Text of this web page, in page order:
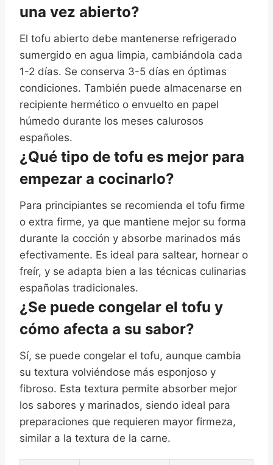
una vez abierto?
El tofu abierto debe mantenerse refrigerado
sumergido en agua limpia, cambiándola cada
1-2 días. Se conserva 3-5 días en óptimas
condiciones. También puede almacenarse en
recipiente hermético o envuelto en papel
húmedo durante los meses calurosos
españoles.
¿Qué tipo de tofu es mejor para
empezar a cocinarlo?
Para principiantes se recomienda el tofu firme
o extra firme, ya que mantiene mejor su forma
durante la cocción y absorbe marinados más
efectivamente. Es ideal para saltear, hornear o
freír, y se adapta bien a las técnicas culinarias
españolas tradicionales.
¿Se puede congelar el tofu y
cómo afecta a su sabor?
Sí, se puede congelar el tofu, aunque cambia
su textura volviéndose más esponjoso y
fibroso. Esta textura permite absorber mejor
los sabores y marinados, siendo ideal para
preparaciones que requieren mayor firmeza,
similar a la textura de la carne.